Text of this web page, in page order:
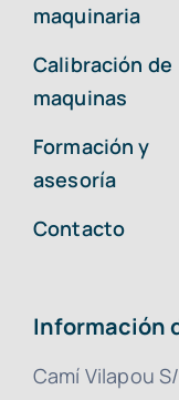
maquinaria
Calibración de
maquinas
Formación y
asesoría
Contacto
Información
Camí Vilapou